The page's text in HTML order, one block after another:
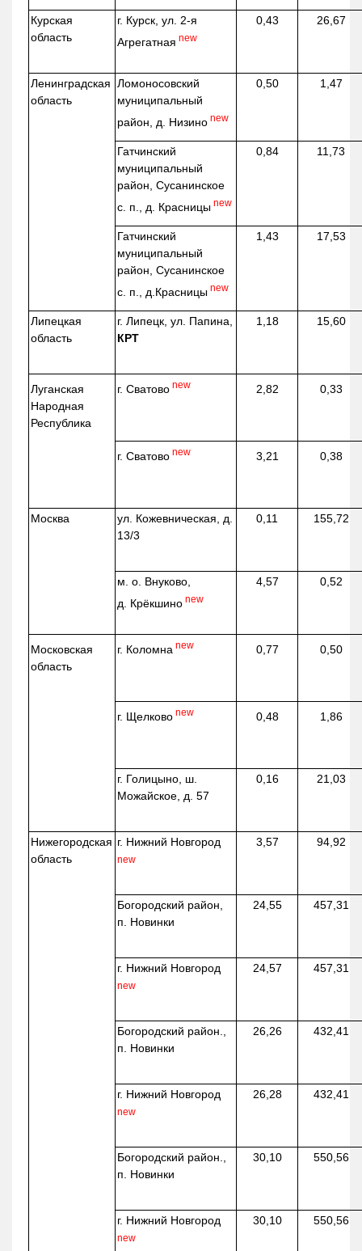
Курская
область
г. Курск, ул. 2-я
Агрегатная new
0,43 26,67
Ленинградская
область
Ломоносовский
муниципальный
район, д. Низино new
0,50 1,47
Гатчинский
муниципальный
район, Сусанинское
с. п., д. Красницы new
0,84 11,73
Гатчинский
муниципальный
район, Сусанинское
с. п., д.Красницы new
1,43 17,53
Липецкая
область
г. Липецк, ул. Папина,
КРТ
1,18 15,60
Луганская
Народная
Республика
г. Сватово new 2,82 0,33
г. Сватово new 3,21 0,38
Москва ул. Кожевническая , д.
13/3
0,11 155,72
м. о. Внуково,
д. Крёкшино new
4,57 0,52
Московская
область
г. Коломна new 0,77 0,50
г. Щелково new 0,48 1,86
г. Голицыно, ш.
Можайское, д. 57
0,16 21,03
Нижегородская
область
г. Нижний Новгород
new
3,57 94,92
Богородский район,
п. Новинки
24,55 457,31
г. Нижний Новгород
new
24,57 457,31
Богородский район.,
п. Новинки
26,26 432,41
г. Нижний Новгород
new
26,28 432,41
Богородский район.,
п. Новинки
30,10 550,56
г. Нижний Новгород
new
30,10 550,56